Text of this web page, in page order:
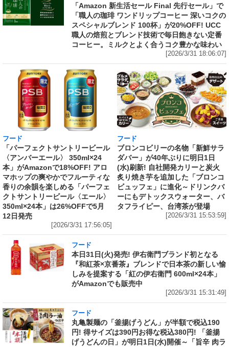
「Amazon 新生活セール Final 先行セール」で
「職人の珈琲 ワンドリップコーヒー 深いコクの
スペシャルブレンド 100杯」が20%OFF! UCC
職人の焙煎とブレンド技術で毎日飽きない定番
コーヒー。ミルクとよく合うコク豊かな味わい
[2026/3/31 18:06:07]
フード
「パーフェクトサントリービール
〈アンバーエール〉 350ml×24
本」がAmazonで18%OFF! アロ
マホップの爽やかでフルーティな
香りの余韻を楽しめる「パーフェ
クトサントリービール〈エール〉
350ml×24本」は26%OFFで5月
12日発売
[2026/3/31 17:56:05]
フード
ブロンコビリーの名物「新鮮サラ
ダバー」が40年ぶりに明日1日
(水)刷新! 自社開発カリーと炭火
炙り焼き芋を追加した「ブロンコ
ビュッフェ」に進化～ドリンクバ
ーにもデトックスウォーター、バ
タフライピー、台湾茶が登場
[2026/3/31 15:53:59]
フード
本日31日(火)発売! 伊右衛門ブランド初となる
『和紅茶×京番茶』ブレンドで日本茶の新しい愉
しみを提案する「紅の伊右衛門 600ml×24本」
がAmazonでも販売中
[2026/3/31 15:31:49]
フード
丸亀製麺の「釜揚げうどん」が半額で税込190
円! 得サイズは390円お得な税込380円! 「釜揚
げうどんの日」が明日1日(水)開催～「旨辛 肉ラ